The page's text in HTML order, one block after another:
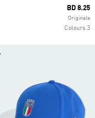
BD 8.25
Originals
3 Colours